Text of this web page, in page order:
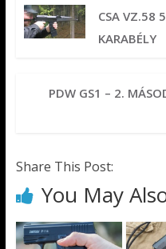
CSA VZ.58
KARABÉLY
PDW GS1 – 2.
Share This Post:
You May